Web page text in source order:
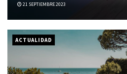
21 SEPTIEMBRE 2023
ACTUALIDAD